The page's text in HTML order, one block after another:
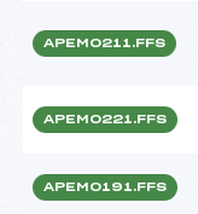
APEM0211.FFS
APEM0221.FFS
APEM0191.FFS